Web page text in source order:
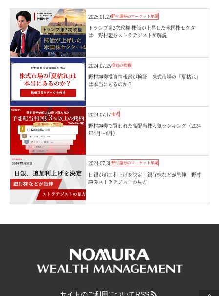
2025.01.29野村證券のマーケット解説
トランプ第2次政権 株価が上昇した米国株セクター
は 野村證券ストラテジストが解説
2024.07.26投資の教養
野村證券投資情報部が検証 株式市場の「夏枯れ」
は本当にあるのか？
2024.07.17株式
野村證券で買われた高配当株人気ランキング（2024
年4月～6月）
2024.07.31 野村證券のマーケット解説
日銀が追加利上げを決定 銀行株などが急伸 野村
證券ストラテジストの見方
サイトのご利用についてRSS